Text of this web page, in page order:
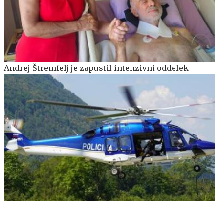
Andrej Štremfelj je zapustil intenzivni oddelek